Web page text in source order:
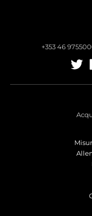
+353 46